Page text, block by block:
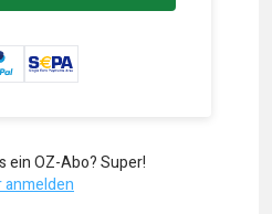
ein OZ-Abo? Super!
anmelden